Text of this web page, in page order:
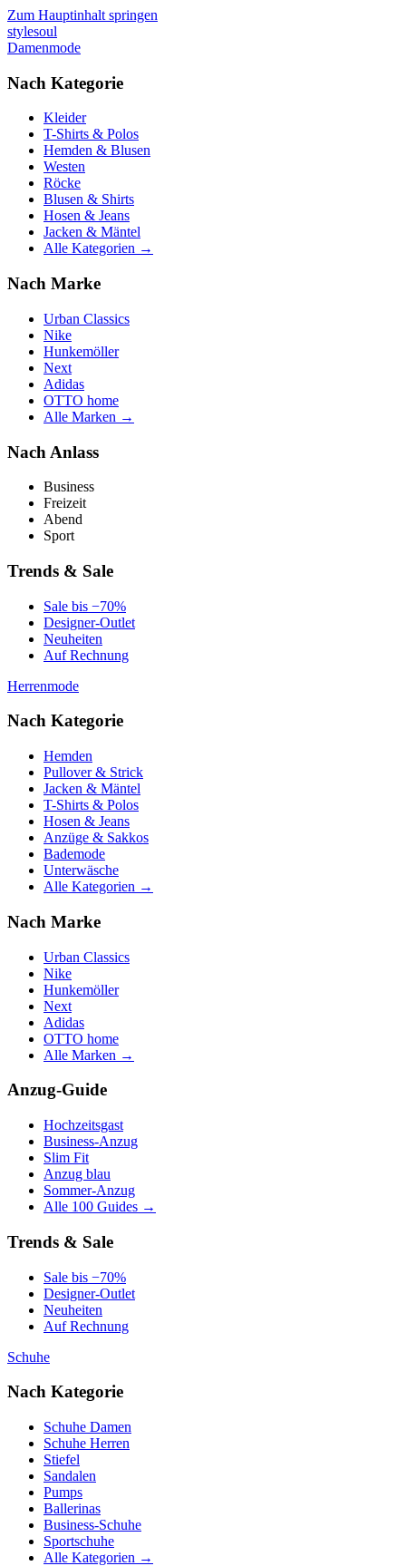
Zum Hauptinhalt springen
stylesoul
Damenmode
Nach Kategorie
Kleider
T-Shirts & Polos
Hemden & Blusen
Westen
Röcke
Blusen & Shirts
Hosen & Jeans
Jacken & Mäntel
Alle Kategorien →
Nach Marke
Urban Classics
Nike
Hunkemöller
Next
Adidas
OTTO home
Alle Marken →
Nach Anlass
Business
Freizeit
Abend
Sport
Trends & Sale
Sale bis −70%
Designer-Outlet
Neuheiten
Auf Rechnung
Herrenmode
Nach Kategorie
Hemden
Pullover & Strick
Jacken & Mäntel
T-Shirts & Polos
Hosen & Jeans
Anzüge & Sakkos
Bademode
Unterwäsche
Alle Kategorien →
Nach Marke
Urban Classics
Nike
Hunkemöller
Next
Adidas
OTTO home
Alle Marken →
Anzug-Guide
Hochzeitsgast
Business-Anzug
Slim Fit
Anzug blau
Sommer-Anzug
Alle 100 Guides →
Trends & Sale
Sale bis −70%
Designer-Outlet
Neuheiten
Auf Rechnung
Schuhe
Nach Kategorie
Schuhe Damen
Schuhe Herren
Stiefel
Sandalen
Pumps
Ballerinas
Business-Schuhe
Sportschuhe
Alle Kategorien →